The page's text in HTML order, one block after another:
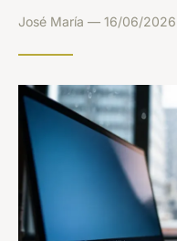
José María — 16/06/